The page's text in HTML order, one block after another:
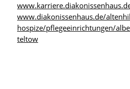
www.diakonissenhaus.de/
hospize/pflegeeinrichtungen/
teltow